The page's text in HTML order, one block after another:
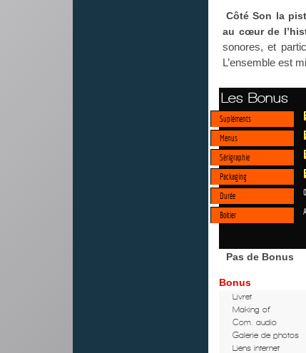
Côté Son la
au cœur de
sonores, et
L’ensemble est
Les Bonus
Supléments
Menus
Sérigraphie
Packaging
Durée
Boitier
Pas de Bonus
Bonus
Livret
Making of
Com. audio
Galerie de photos
Liens internet